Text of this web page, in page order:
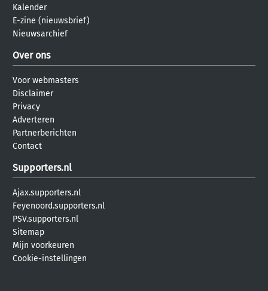
Kalender
E-zine (nieuwsbrief)
Nieuwsarchief
Over ons
Voor webmasters
Disclaimer
Privacy
Adverteren
Partnerberichten
Contact
Supporters.nl
Ajax.supporters.nl
Feyenoord.supporters.nl
PSV.supporters.nl
Sitemap
Mijn voorkeuren
Cookie-instellingen